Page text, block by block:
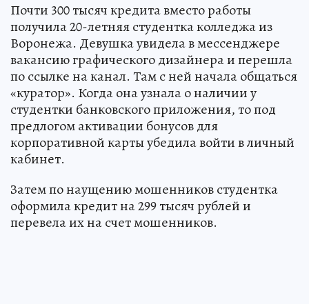
Почти 300 тысяч кредита вместо работы
получила 20-летняя студентка колледжа из
Воронежа. Девушка увидела в мессенджере
вакансию графического дизайнера и перешла
по ссылке на канал. Там с ней начала общаться
«куратор». Когда она узнала о наличии у
студентки банковского приложения, то под
предлогом активации бонусов для
корпоративной карты убедила войти в личный
кабинет.
Затем по наущению мошенников студентка
оформила кредит на 299 тысяч рублей и
перевела их на счет мошенников.